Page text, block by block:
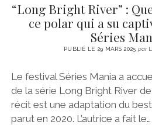
“Long Bright River” :
ce polar qui a su
Séries
PUBLIÉ LE 29 MARS 2025 par
Le festival Séries Mania a
de la série Long Bright River
récit est une adaptation du
parut en 2020. L’autrice a fait le…